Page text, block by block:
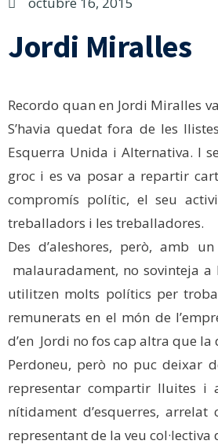
Jordi Miralles
Recordo quan en Jordi Miralles
S’havia quedat fora de les
Esquerra Unida i Alternativa. I
groc i es va posar a repartir
compromís polític, el seu
treballadors i les treballadores.
Des d’aleshores, però, amb
malauradament, no sovinteja
utilitzen molts polítics per
remunerats en el món de
d’en Jordi no fos cap altra que
Perdoneu, però no puc deixar
representar compartir lluites i
nítidament d’esquerres,
representant de la veu col·lectiva